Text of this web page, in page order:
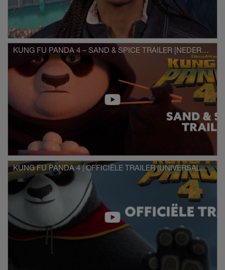
steppevos die Po nogal tegen zijn vacht
instrijkt, maar die onmisbare talenten blijkt te
hebben. Om de Vredesvallei te beschermen
en uit de reptielenklauwen van de Kameleon
te houden, moet dit komische, vreemde duo
samenwerken. Gaandeweg ontdekt Po dat
helden op de meest onwaarschijnlijke
plekken opduiken.
In de film keren de stemmen terug van grote
sterren zoals Academy Award®-winnaar
Dustin Hoffman als kungfumeester Shifu;
James Hong (Everything Everywhere All at
Once) als Po’s adoptievader Mr. Ping; de
voor een Academy Award® genomineerde
Bryan Cranston als Po’s biologische vader
Li en de voor een Emmy Award
genomineerde Ian McShane als Tai Lung,
Shifu’s voormalige leerling en aartsvijand.
Oscar®-winnaar Ke Huy Quan (Everything
Everywhere All at Once) spreekt de stem in
van een nieuw personage, Han, de leider
van het Rovershol.
KUNG FU PANDA 4 wordt geregisseerd
door Mike Mitchell (DreamWorks Animations
Trolls, Shrek Forever After) en
KUNG FU PANDA 4 – SAND & SPICE TRAILER [NEDERLANDS GESPROKEN]
KUNG FU PANDA 4 | OFFICIËLE TRAILER (UNIVERSAL PICTURES) - HD